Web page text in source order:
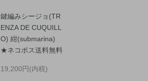
鍵編みシージョ(TR
ENZA DE CUQUILL
O) 紺(submarina)
★ネコポス送料無料
19,200円(内税)